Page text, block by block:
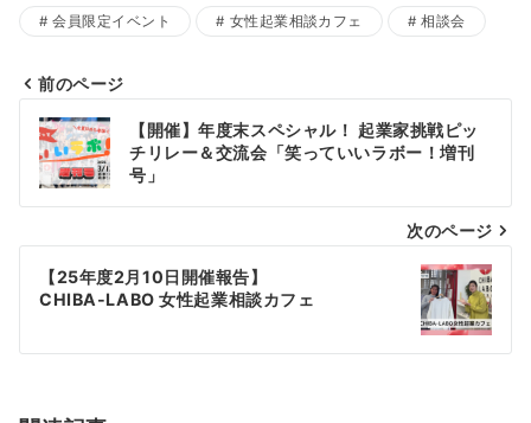
会員限定イベント 女性起業相談カフェ 相談会
投
稿
ナ
ビ
シ
前のページ
【開催】年度末スペシャル！ 起業家挑戦ピッ
チリレー＆交流会「笑っていいラボー！増刊
号」
次のページ
【25年度2月10日開催報告】
CHIBA-LABO 女性起業相談カフェ